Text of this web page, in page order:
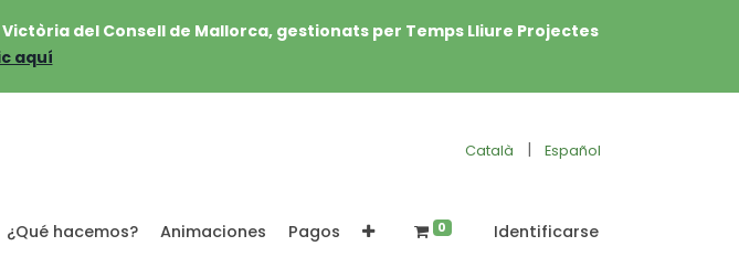
del Consell de Mallorca, gestionats per Temps Lliure Projectes
aquí
Català | Español
¿Qué hacemos? Animaciones Pagos 0 Identificarse